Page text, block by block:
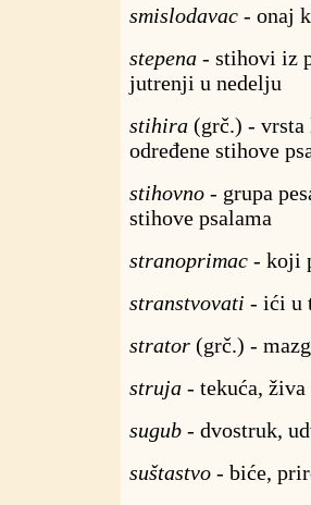
smislodavac - onaj
stepena - stihovi iz
jutrenji u nedelju
stihira (grč.) - vrsta
određene stihove
stihovno - grupa
stihove psalama
stranoprimac - koji
stranstvovati - ići u
strator (grč.) -
struja - tekuća, živa
sugub - dvostruk,
suštastvo - biće,